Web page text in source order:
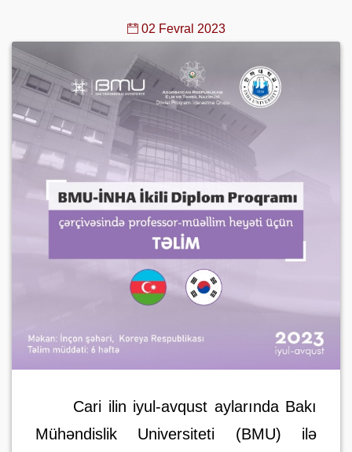
02 Fevral 2023
Cari ilin iyul-avqust aylarında Bakı
Mühəndislik Universiteti (BMU) ilə